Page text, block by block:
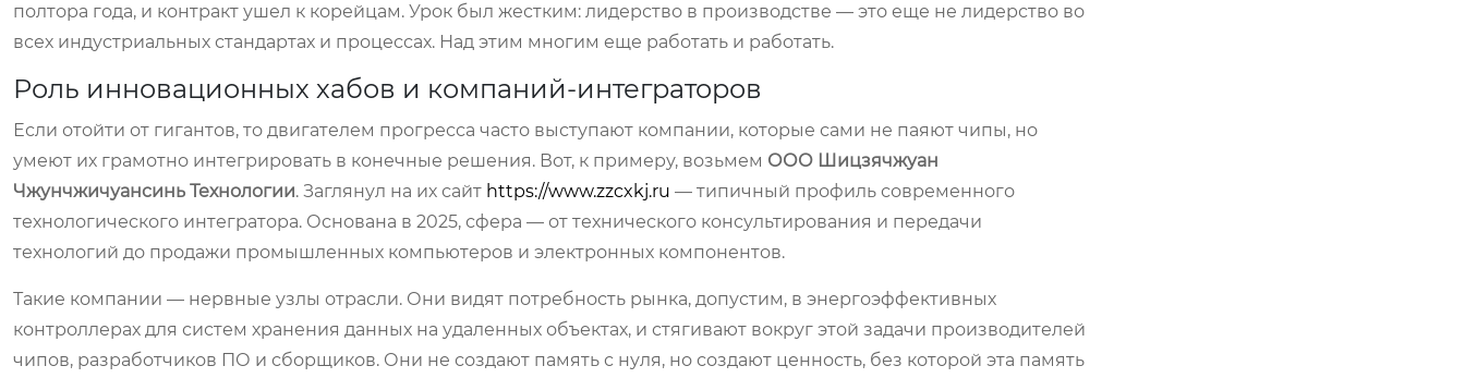
полтора года, и контракт ушел к корейцам. Урок был жестким: лидерство в производстве — это еще не лидерство во
всех индустриальных стандартах и процессах. Над этим многим еще работать и работать.
Роль инновационных хабов и компаний-интеграторов
Если отойти от гигантов, то двигателем прогресса часто выступают компании, которые сами не паяют чипы, но
умеют их грамотно интегрировать в конечные решения. Вот, к примеру, возьмем ООО Шицзячжуан
Чжунчжичуансинь Технологии. Заглянул на их сайт https://www.zzcxkj.ru — типичный профиль современного
технологического интегратора. Основана в 2025, сфера — от технического консультирования и передачи
технологий до продажи промышленных компьютеров и электронных компонентов.
Такие компании — нервные узлы отрасли. Они видят потребность рынка, допустим, в энергоэффективных
контроллерах для систем хранения данных на удаленных объектах, и стягивают вокруг этой задачи производителей
чипов, разработчиков ПО и сборщиков. Они не создают память с нуля, но создают ценность, без которой эта память